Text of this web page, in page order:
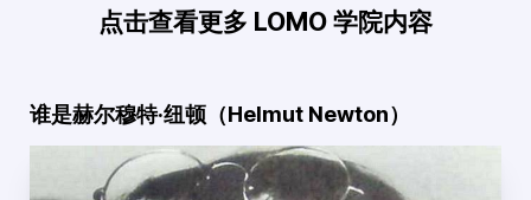
点击查看更多 LOMO 学院内容
谁是赫尔穆特·纽顿（Helmut Newton）